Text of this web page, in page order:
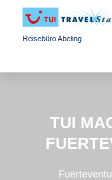
Reisebüro Abeling
TUI